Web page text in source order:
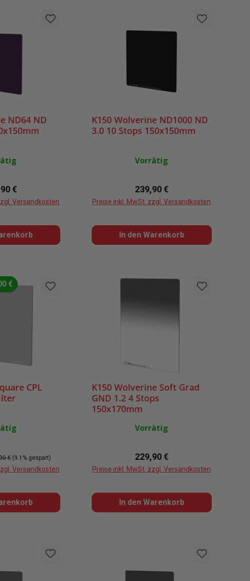
5 Sternen
ND64 ND
Preis:
€
Versandkosten
K150 Wolverine ND1000 ND
3.0 10 Stops 150x150mm
Vorrätig
Regulärer Preis:
239,90 €
Preise inkl. MwSt. zzgl. Versandkosten
In den Warenkorb
€
CPL
Preis:
€ (9.1% gespart)
Versandkosten
K150 Wolverine Soft Grad
GND 1.2 4 Stops
150x170mm
Vorrätig
Regulärer Preis:
229,90 €
Preise inkl. MwSt. zzgl. Versandkosten
In den Warenkorb